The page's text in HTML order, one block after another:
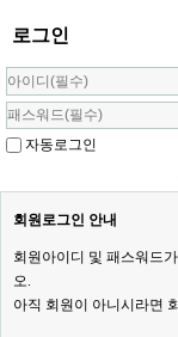
로그인
자동로그인
회원로그인 안내
회원아이디 및 패스워드
오.
아직 회원이 아니시라면